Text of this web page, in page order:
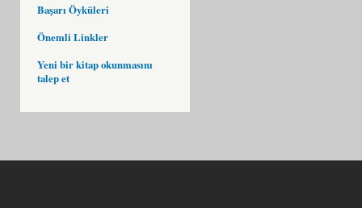
Başarı Öyküleri
Önemli Linkler
Yeni bir kitap okunmasını
talep et